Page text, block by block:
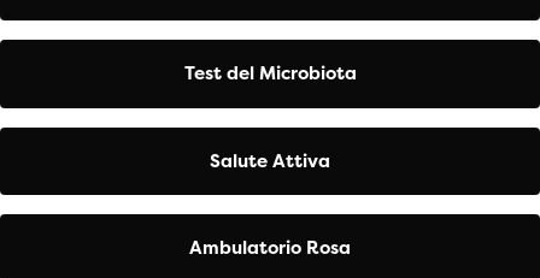
Test del Microbiota
Salute Attiva
Ambulatorio Rosa